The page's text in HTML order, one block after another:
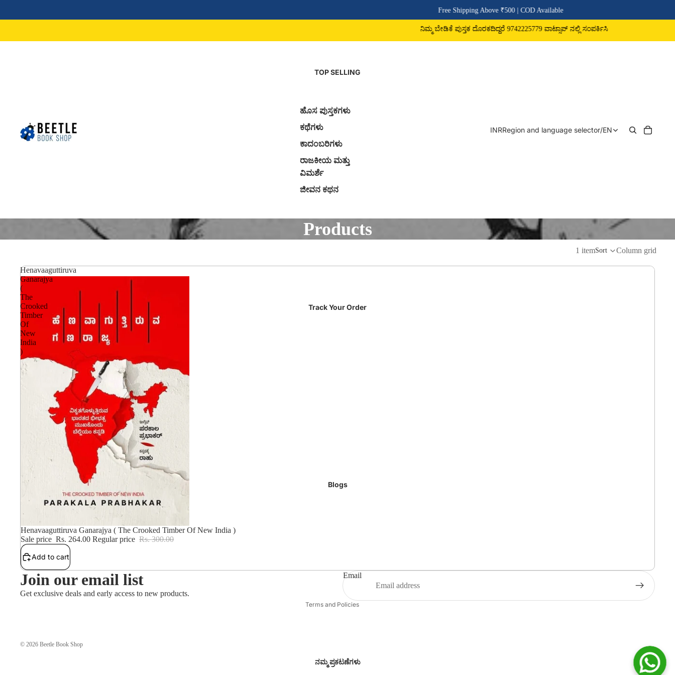
Free Shipping Above ₹500 | COD Available
ನಿಮ್ಮ ಬೇಡಿಕೆ ಪುಸ್ತಕ ದೊರಕದಿದ್ದರೆ 9742225779 ವಾಟ್ಸಾಪ್ ನಲ್ಲಿ ಸಂಪರ್ಕಿಸಿ
TOP SELLING
ಹೊಸ ಪುಸ್ತಕಗಳು
ಕಥೆಗಳು
ಕಾದಂಬರಿಗಳು
ರಾಜಕೀಯ ಮತ್ತು
ವಿಮರ್ಶೆ
ಜೀವನ ಕಥನ
Track Your Order
Blogs
ನಮ್ಮ ಪ್ರಕಟಣೆಗಳು
INRRegion and language selector/EN
Products
1 itemSort Column grid
Henavaaguttiruva
Ganarajya
(
The
Crooked
Timber
Of
New
India
)
12% OFF
Henavaaguttiruva Ganarajya ( The Crooked Timber Of New India )
Sale price Rs. 264.00 Regular price Rs. 300.00
Add to cart
Join our email list
Get exclusive deals and early access to new products.
Email
© 2026 Beetle Book Shop
Terms and Policies
Shipping policy